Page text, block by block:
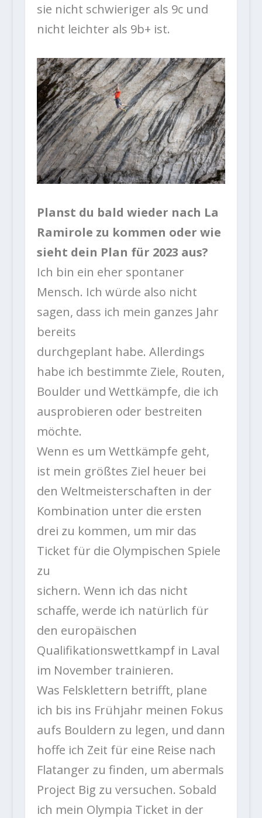
sie nicht schwieriger als 9c und
nicht leichter als 9b+ ist.
Planst du bald wieder nach La
Ramirole zu kommen oder wie
sieht dein Plan für 2023 aus?
Ich bin ein eher spontaner
Mensch. Ich würde also nicht
sagen, dass ich mein ganzes Jahr
bereits
durchgeplant habe. Allerdings
habe ich bestimmte Ziele, Routen,
Boulder und Wettkämpfe, die ich
ausprobieren oder bestreiten
möchte.
Wenn es um Wettkämpfe geht,
ist mein größtes Ziel heuer bei
den Weltmeisterschaften in der
Kombination unter die ersten
drei zu kommen, um mir das
Ticket für die Olympischen Spiele
zu
sichern. Wenn ich das nicht
schaffe, werde ich natürlich für
den europäischen
Qualifikationswettkampf in Laval
im November trainieren.
Was Felsklettern betrifft, plane
ich bis ins Frühjahr meinen Fokus
aufs Bouldern zu legen, und dann
hoffe ich Zeit für eine Reise nach
Flatanger zu finden, um abermals
Project Big zu versuchen. Sobald
ich mein Olympia Ticket in der